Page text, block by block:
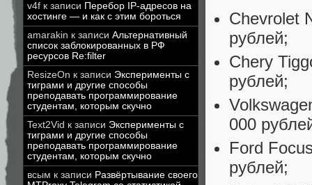
v4f к записи Перебор IP-адресов на
хостинге — и как с этим бороться
amarakin к записи Альтернативный
список заблокированных в РФ
ресурсов Re:filter
ResizeOn к записи Эксперименты с
тиграми и другие способы
преподавать программирование
студентам, которым скучно
Text2Vid к записи Эксперименты с
тиграми и другие способы
преподавать программирование
студентам, которым скучно
всым к записи Развёртывание своего
Chevrolet
рублей;
Chery
рублей;
000
Ford
рублей;